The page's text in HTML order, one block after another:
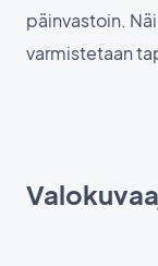
päinvastoin.
varmistetaan